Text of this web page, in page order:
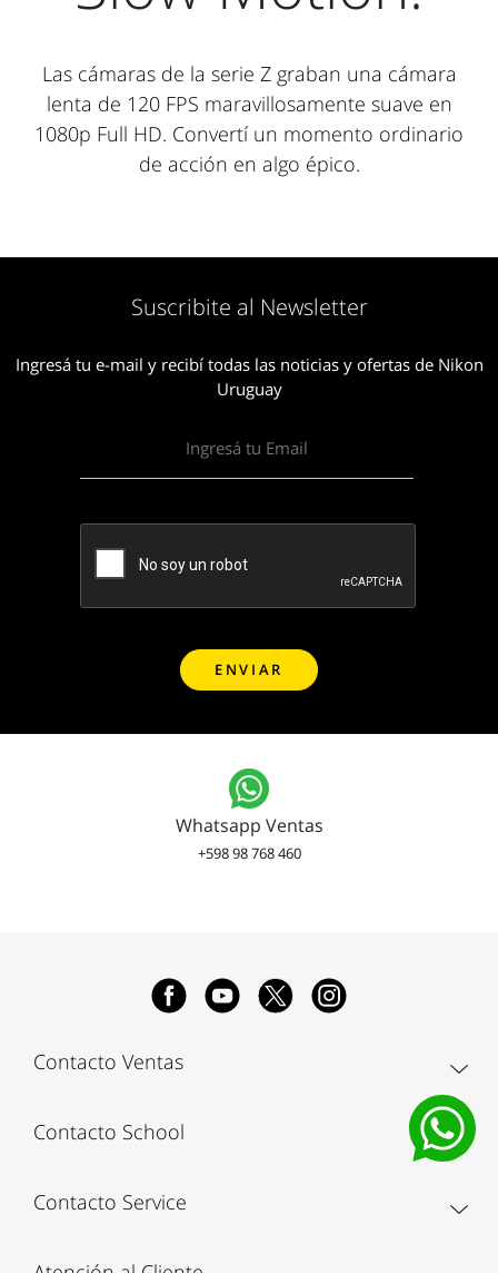
Las cámaras de la serie Z graban una cámara
lenta de 120 FPS maravillosamente suave en
1080p Full HD. Convertí un momento ordinario
de acción en algo épico.
Suscribite al Newsletter
Ingresá tu e-mail y recibí todas las noticias y ofertas de Nikon
Uruguay
Whatsapp Ventas
+598 98 768 460
Contacto Ventas
Contacto School
Contacto Service